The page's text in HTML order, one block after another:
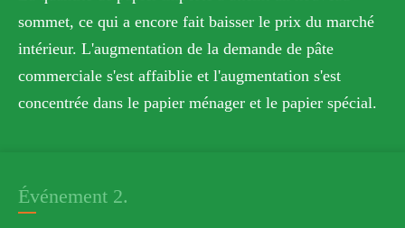
sommet, ce qui a encore fait baisser le prix du marché
intérieur. L'augmentation de la demande de pâte
commerciale s'est affaiblie et l'augmentation s'est
concentrée dans le papier ménager et le papier spécial.
Événement 2.